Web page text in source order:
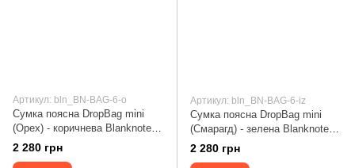
Артикул: bln_BN-BAG-6-o
Сумка поясна DropBag mini
(Орех) - коричнева Blanknote
BN-BAG-6-o
2 280 грн
Артикул: bln_BN-BAG-6-iz
Сумка поясна DropBag mini
(Смарагд) - зелена Blanknote
BN-BAG-6-iz
2 280 грн